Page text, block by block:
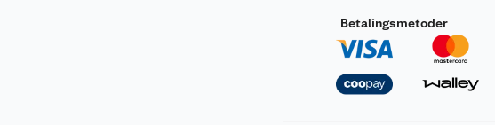
Betalingsmetoder